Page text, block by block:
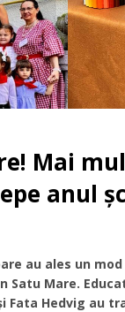
Mai
anul
au ales un
Satu Mare.
Fata Hedvig au